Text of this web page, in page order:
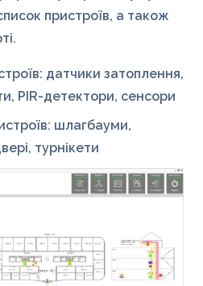
пристроїв, а також
датчики затоплення,
PIR-детектори, сенсори
шлагбауми,
турнікети